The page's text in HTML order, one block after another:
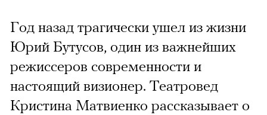
Год назад трагически ушел из жизни
Юрий Бутусов, один из важнейших
режиссеров современности и
настоящий визионер. Театровед
Кристина Матвиенко рассказывает о